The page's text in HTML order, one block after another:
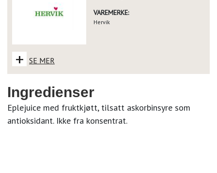
VAREMERKE:
Hervik
+ SE MER
Ingredienser
Eplejuice med fruktkjøtt, tilsatt askorbinsyre som
antioksidant. Ikke fra konsentrat.